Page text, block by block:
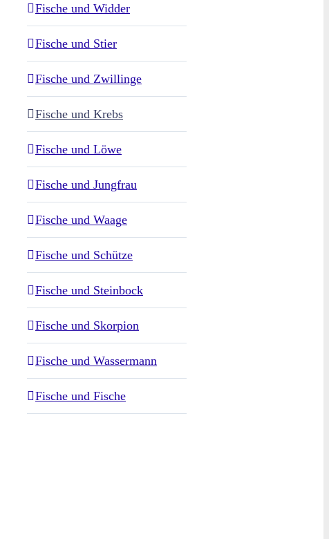
Fische und Widder
Fische und Stier
Fische und Zwillinge
Fische und Krebs
Fische und Löwe
Fische und Jungfrau
Fische und Waage
Fische und Schütze
Fische und Steinbock
Fische und Skorpion
Fische und Wassermann
Fische und Fische